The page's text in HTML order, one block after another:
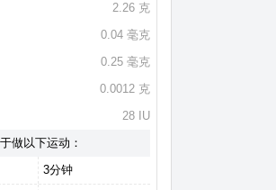
2.26 克
0.04 毫克
0.25 毫克
0.0012 克
28 IU
做以下运动：
3分钟